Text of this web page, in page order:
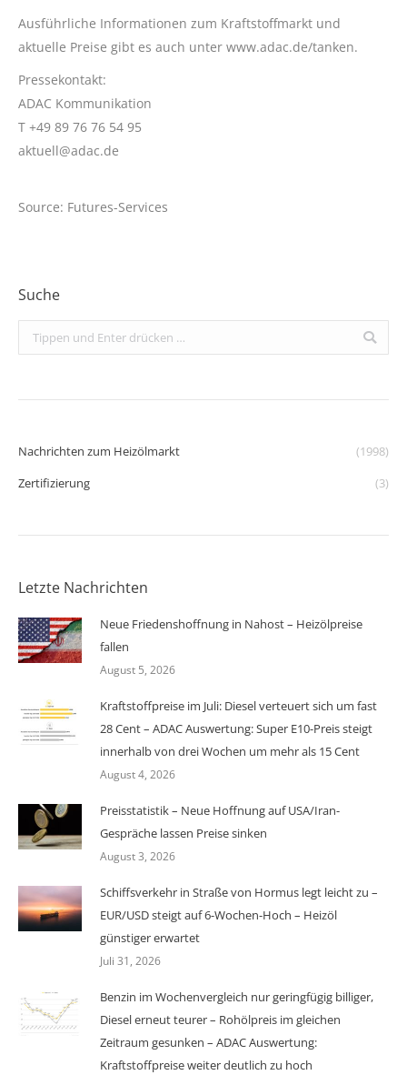
Ausführliche Informationen zum Kraftstoffmarkt und
aktuelle Preise gibt es auch unter www.adac.de/tanken.
Pressekontakt:
ADAC Kommunikation
T +49 89 76 76 54 95
aktuell@adac.de
Source: Futures-Services
Suche
Search:
Nachrichten zum Heizölmarkt
(1998)
Zertifizierung
(3)
Letzte Nachrichten
Neue Friedenshoffnung in Nahost – Heizölpreise
fallen
August 5, 2026
Kraftstoffpreise im Juli: Diesel verteuert sich um fast
28 Cent – ADAC Auswertung: Super E10-Preis steigt
innerhalb von drei Wochen um mehr als 15 Cent
August 4, 2026
Preisstatistik – Neue Hoffnung auf USA/Iran-
Gespräche lassen Preise sinken
August 3, 2026
Schiffsverkehr in Straße von Hormus legt leicht zu –
EUR/USD steigt auf 6-Wochen-Hoch – Heizöl
günstiger erwartet
Juli 31, 2026
Benzin im Wochenvergleich nur geringfügig billiger,
Diesel erneut teurer – Rohölpreis im gleichen
Zeitraum gesunken – ADAC Auswertung:
Kraftstoffpreise weiter deutlich zu hoch